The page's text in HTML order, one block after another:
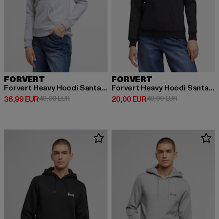
FORVERT
Forvert Heavy Hoodi Santa Rosa
36,99 EUR
Derzeitiger Preis: 36,99 EUR
49,99 EURAktionspreis: 49,99 EUR
FORVERT
Forvert Heavy Hoodi Santa Rosa
20,00 EUR
Derzeitiger Preis: 20,00 EUR
49,99 EURAktionspreis: